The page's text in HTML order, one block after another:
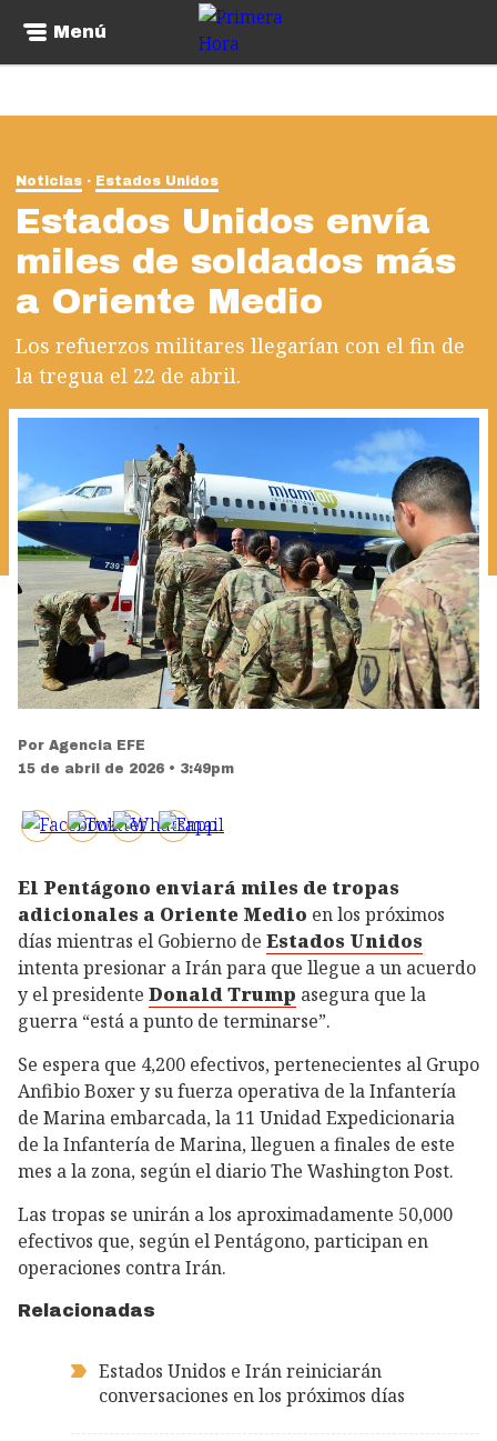
Menú
Noticias Estados Unidos
Estados Unidos envía
miles de soldados más
a Oriente Medio
Los refuerzos militares llegarían con el fin de
la tregua el 22 de abril.
Por Agencia EFE
15 de abril de 2026 • 3:49pm
El Pentágono enviará miles de tropas
adicionales a Oriente Medio en los próximos
días mientras el Gobierno de Estados Unidos
intenta presionar a Irán para que llegue a un acuerdo
y el presidente Donald Trump asegura que la
guerra “está a punto de terminarse”.
Se espera que 4,200 efectivos, pertenecientes al Grupo
Anfibio Boxer y su fuerza operativa de la Infantería
de Marina embarcada, la 11 Unidad Expedicionaria
de la Infantería de Marina, lleguen a finales de este
mes a la zona, según el diario The Washington Post.
Las tropas se unirán a los aproximadamente 50,000
efectivos que, según el Pentágono, participan en
operaciones contra Irán.
Relacionadas
Estados Unidos e Irán reiniciarán
conversaciones en los próximos días